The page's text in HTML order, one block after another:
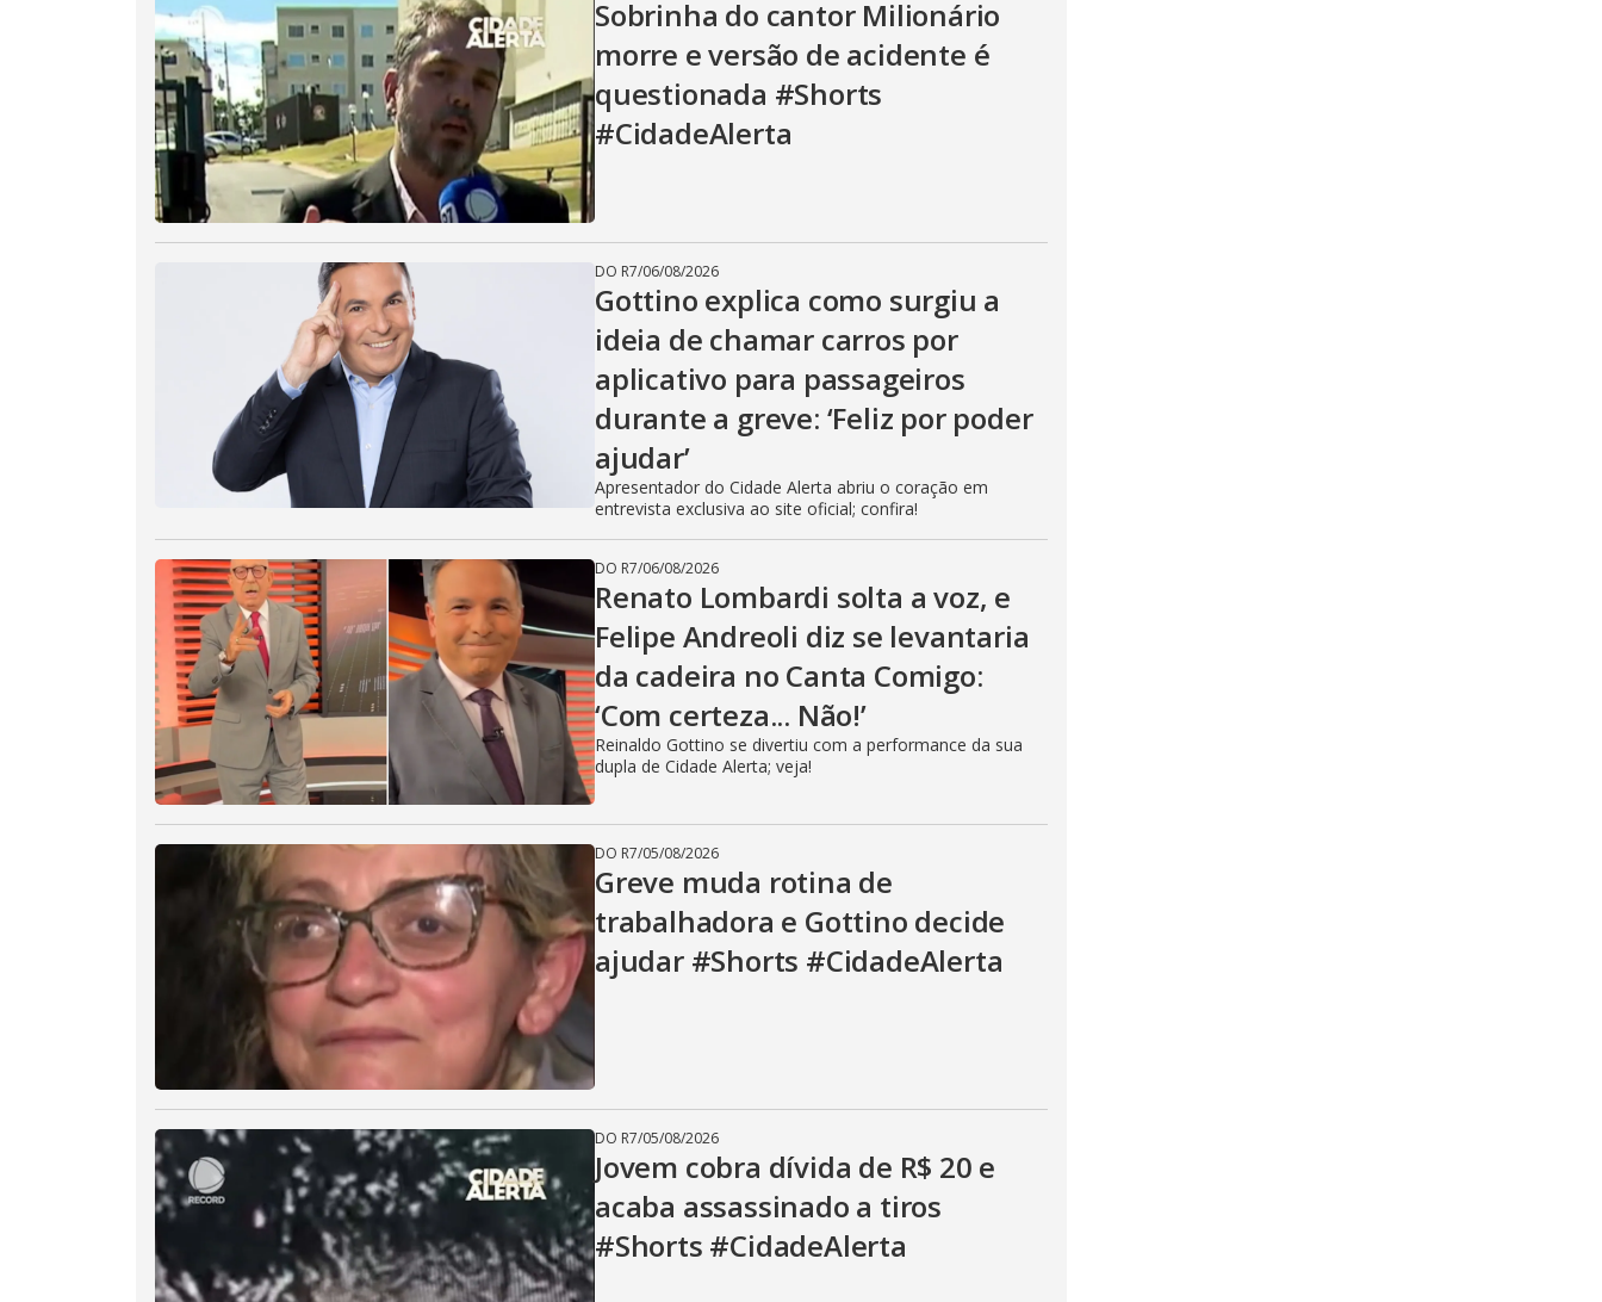
Sobrinha do cantor Milionário
morre e versão de acidente é
questionada #Shorts
#CidadeAlerta
DO R7/06/08/2026
Gottino explica como surgiu a
ideia de chamar carros por
aplicativo para passageiros
durante a greve: ‘Feliz por poder
ajudar’
Apresentador do Cidade Alerta abriu o coração em
entrevista exclusiva ao site oficial; confira!
DO R7/06/08/2026
Renato Lombardi solta a voz, e
Felipe Andreoli diz se levantaria
da cadeira no Canta Comigo:
‘Com certeza... Não!’
Reinaldo Gottino se divertiu com a performance da sua
dupla de Cidade Alerta; veja!
DO R7/05/08/2026
Greve muda rotina de
trabalhadora e Gottino decide
ajudar #Shorts #CidadeAlerta
DO R7/05/08/2026
Jovem cobra dívida de R$ 20 e
acaba assassinado a tiros
#Shorts #CidadeAlerta